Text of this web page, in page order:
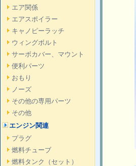
エア関係
エアスポイラー
キャノピーラッチ
ウィングボルト
サーボカバー、マウント
便利パーツ
おもり
ノーズ
その他の専用パーツ
その他
エンジン関連
プラグ
燃料チューブ
燃料タンク（セット）